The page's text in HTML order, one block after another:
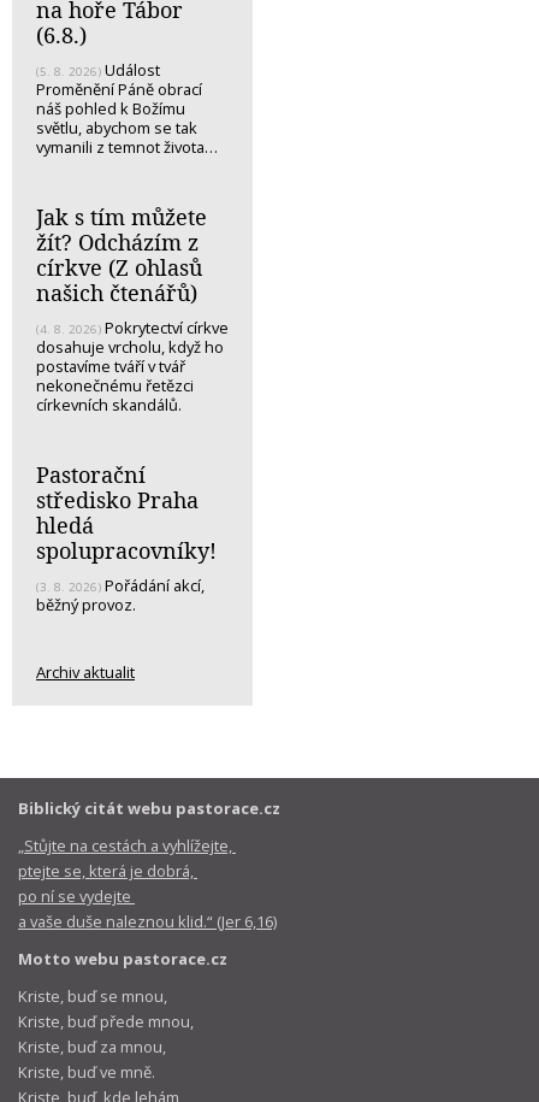
na hoře Tábor
(6.8.)
(5. 8. 2026) Událost
Proměnění Páně obrací
náš pohled k Božímu
světlu, abychom se tak
vymanili z temnot života…
Jak s tím můžete
žít? Odcházím z
církve (Z ohlasů
našich čtenářů)
(4. 8. 2026) Pokrytectví církve
dosahuje vrcholu, když ho
postavíme tváří v tvář
nekonečnému řetězci
církevních skandálů.
Pastorační
středisko Praha
hledá
spolupracovníky!
(3. 8. 2026) Pořádání akcí,
běžný provoz.
Archiv aktualit
Biblický citát webu pastorace.cz
„Stůjte na cestách a vyhlížejte,
ptejte se, která je dobrá,
po ní se vydejte
a vaše duše naleznou klid.“ (Jer 6,16)
Motto webu pastorace.cz
Kriste, buď se mnou,
Kriste, buď přede mnou,
Kriste, buď za mnou,
Kriste, buď ve mně.
Kriste, buď, kde lehám,